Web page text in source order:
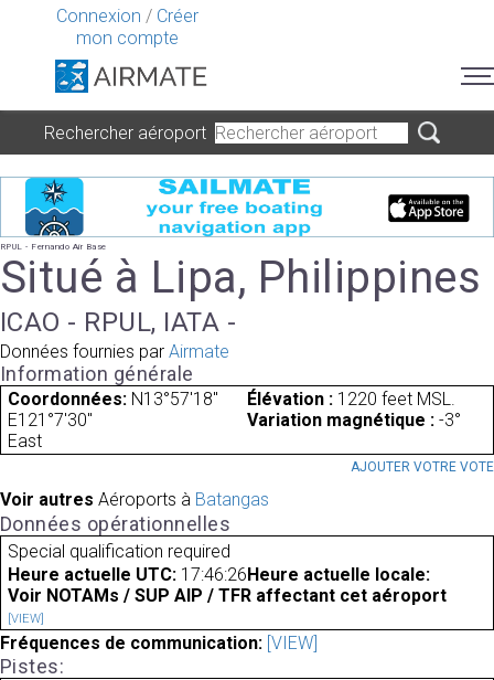
Connexion / Créer
mon compte
Rechercher aéroport
RPUL - Fernando Air Base
Situé à Lipa, Philippines
ICAO - RPUL, IATA -
Données fournies par Airmate
Information générale
Coordonnées: N13°57'18"
E121°7'30"
Élévation : 1220 feet MSL.
Variation magnétique : -3°
East
AJOUTER VOTRE VOTE
Voir autres Aéroports à Batangas
Données opérationnelles
Special qualification required
Heure actuelle UTC: 17:46:26 Heure actuelle locale:
Voir NOTAMs / SUP AIP / TFR affectant cet aéroport
[VIEW]
Fréquences de communication: [VIEW]
Pistes: